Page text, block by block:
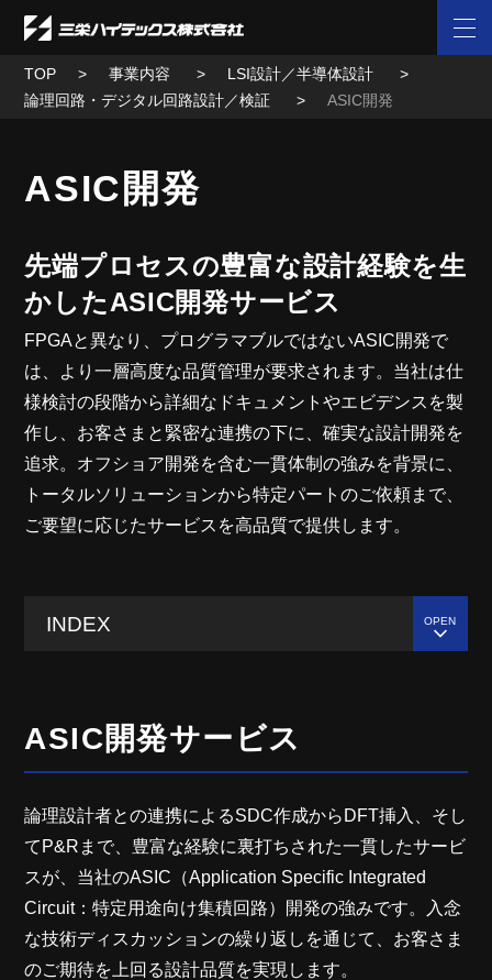
TOP 事業内容
LSI設計／半導体設計
論理回路・デジタル回路設計／検証
ASIC開発
ASIC開発
先端プロセスの豊富な設計経験を生
かしたASIC開発サービス
FPGAと異なり、プログラマブルではないASIC開発で
は、より一層高度な品質管理が要求されます。当社は仕
様検討の段階から詳細なドキュメントやエビデンスを製
作し、お客さまと緊密な連携の下に、確実な設計開発を
追求。オフショア開発を含む一貫体制の強みを背景に、
トータルソリューションから特定パートのご依頼まで、
ご要望に応じたサービスを高品質で提供します。
INDEX
ASIC開発サービス
論理設計者との連携によるSDC作成からDFT挿入、そし
てP&Rまで、豊富な経験に裏打ちされた一貫したサービ
スが、当社のASIC（Application Specific Integrated
Circuit：特定用途向け集積回路）開発の強みです。入念
な技術ディスカッションの繰り返しを通じて、お客さま
のご期待を上回る設計品質を実現します。